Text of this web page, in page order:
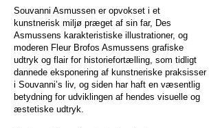
Souvanni Asmussen er opvokset i et
kunstnerisk miljø præget af sin far, Des
Asmussens karakteristiske illustrationer, og
moderen Fleur Brofos Asmussens grafiske
udtryk og flair for historiefortælling, som tidligt
dannede eksponering af kunstneriske praksisser
i Souvanni’s liv, og siden har haft en væsentlig
betydning for udviklingen af hendes visuelle og
æstetiske udtryk.